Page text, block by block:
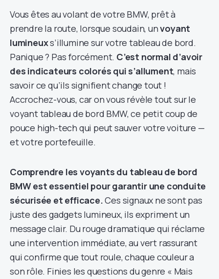
Vous êtes au volant de votre BMW, prêt à
prendre la route, lorsque soudain, unvoyant
lumineuxs’illumine sur votre tableau de bord.
Panique ? Pas forcément. C’est normal d’avoir
des indicateurs colorés qui s’allument, mais
savoir ce qu’ils signifient change tout !
Accrochez-vous, car on vous révèle tout sur le
voyant tableau de bord BMW, ce petit coup de
pouce high-tech qui peut sauver votre voiture —
et votre portefeuille.
Comprendre les voyants du tableau de bord
BMW est essentiel pour garantir une conduite
sécurisée et efficace.Ces signaux ne sont pas
juste des gadgets lumineux, ils expriment un
message clair. Du rouge dramatique qui réclame
une intervention immédiate, au vert rassurant
qui confirme que tout roule, chaque couleur a
son rôle. Finies les questions du genre « Mais